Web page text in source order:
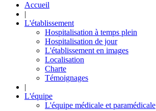
Accueil
|
L'établissement
Hospitalisation à temps plein
Hospitalisation de jour
L'établissement en images
Localisation
Charte
Témoignages
|
L'équipe
L'équipe médicale et paramédicale